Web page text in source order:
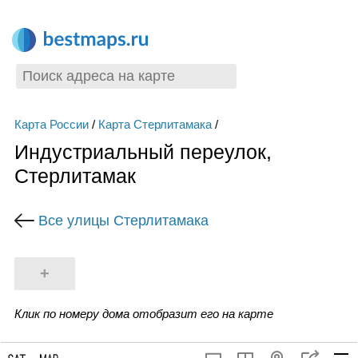
Карта России/ Карта Стерлитамака/
Индустриальный переулок,
Стерлитамак
Все улицы Стерлитамака
+
Клик по номеру дома отобразит его на карте